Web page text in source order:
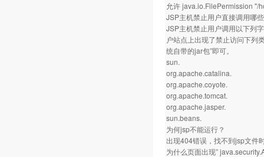
允许 java.io.FilePermission "/
JSP主机禁止用户直接调用哪
JSP主机禁止用户调用以下列
户站点上出现了禁止访问下列
统自带的jar包”即可。
sun.
org.apache.catalina.
org.apache.coyote.
org.apache.tomcat.
org.apache.jasper.
sun.beans.
为何jsp不能运行？
出现404错误，找不到jsp文件
为什么页面出现”